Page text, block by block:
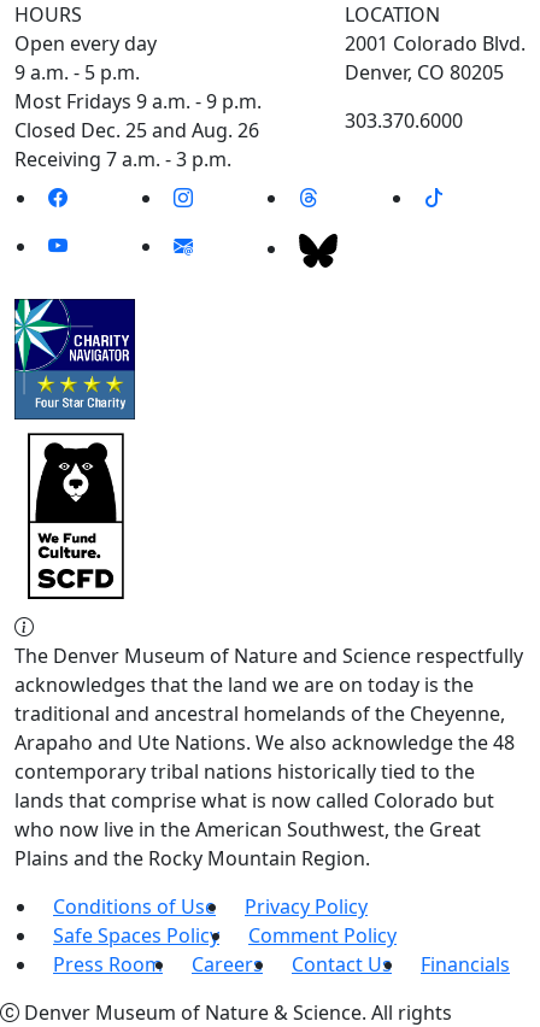
HOURS
Open every day
9 a.m. - 5 p.m.
Most Fridays 9 a.m. - 9 p.m.
Closed Dec. 25 and Aug. 26
Receiving 7 a.m. - 3 p.m.
LOCATION
2001 Colorado Blvd.
Denver, CO 80205
303.370.6000
The Denver Museum of Nature and Science respectfully
acknowledges that the land we are on today is the
traditional and ancestral homelands of the Cheyenne,
Arapaho and Ute Nations. We also acknowledge the 48
contemporary tribal nations historically tied to the
lands that comprise what is now called Colorado but
who now live in the American Southwest, the Great
Plains and the Rocky Mountain Region.
Conditions of Use
Privacy Policy
Safe Spaces Policy
Comment Policy
Press Room
Careers Contact Us
Financials
Denver Museum of Nature & Science. All rights